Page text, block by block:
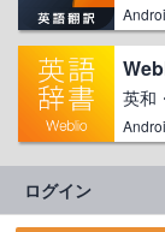
英和
ログイン